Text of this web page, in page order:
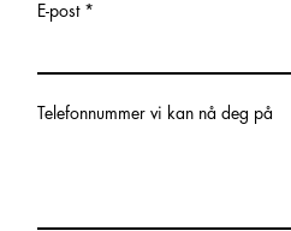
E-post
Telefonnummer vi kan nå deg på